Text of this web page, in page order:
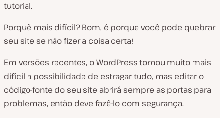
tutorial.
Porquê mais difícil? Bom, é porque você pode quebrar
seu site se não fizer a coisa certa!
Em versões recentes, o WordPress tornou muito mais
difícil a possibilidade de estragar tudo, mas editar o
código-fonte do seu site abrirá sempre as portas para
problemas, então deve fazê-lo com segurança.